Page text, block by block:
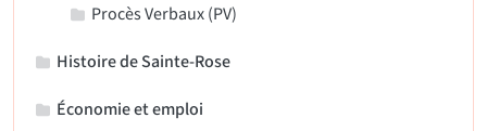
Procès Verbaux (PV)
Histoire de Sainte-Rose
Économie et emploi